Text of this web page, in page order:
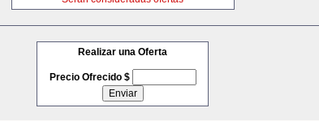
Realizar una Oferta
Precio Ofrecido $